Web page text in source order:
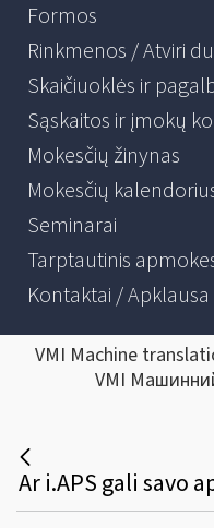
Formos
Rinkmenos / Atviri
Skaičiuoklės ir
Sąskaitos ir įmokų
Mokesčių žinynas
Mokesčių
Seminarai
Tarptautinis
Kontaktai / Apklausa
VMI Machine
VMI